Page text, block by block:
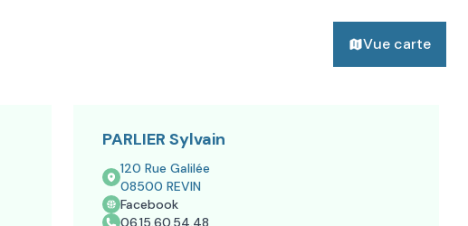
Vue carte
PARLIER Sylvain
120 Rue Galilée
08500 REVIN
Facebook
06.15.60.54.48